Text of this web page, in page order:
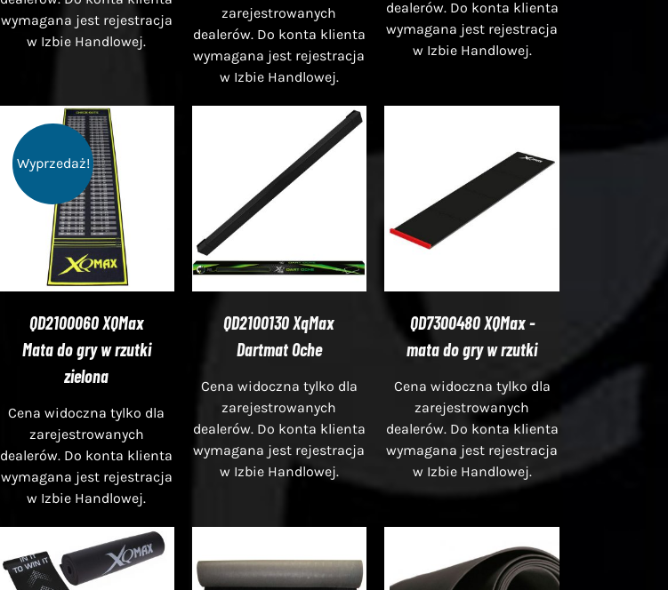
wymagana jest rejestracja
w Izbie Handlowej.
zarejestrowanych
dealerów. Do konta klienta
wymagana jest rejestracja
w Izbie Handlowej.
dealerów. Do konta klienta
wymagana jest rejestracja
w Izbie Handlowej.
Wyprzedaż!
QD2100060 XQMax
Mata do gry w rzutki
zielona
Cena widoczna tylko dla
zarejestrowanych
dealerów. Do konta klienta
wymagana jest rejestracja
w Izbie Handlowej.
QD2100130 XqMax
Dartmat Oche
Cena widoczna tylko dla
zarejestrowanych
dealerów. Do konta klienta
wymagana jest rejestracja
w Izbie Handlowej.
QD7300480 XQMax -
mata do gry w rzutki
Cena widoczna tylko dla
zarejestrowanych
dealerów. Do konta klienta
wymagana jest rejestracja
w Izbie Handlowej.